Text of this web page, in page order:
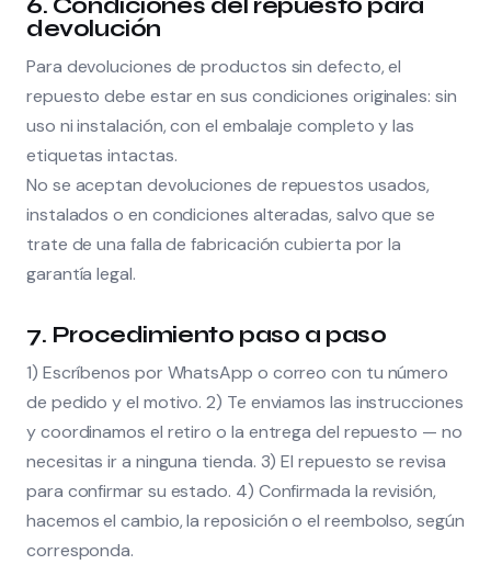
6. Condiciones del repuesto para
devolución
Para devoluciones de productos sin defecto, el
repuesto debe estar en sus condiciones originales: sin
uso ni instalación, con el embalaje completo y las
etiquetas intactas.
No se aceptan devoluciones de repuestos usados,
instalados o en condiciones alteradas, salvo que se
trate de una falla de fabricación cubierta por la
garantía legal.
7. Procedimiento paso a paso
1) Escríbenos por WhatsApp o correo con tu número
de pedido y el motivo. 2) Te enviamos las instrucciones
y coordinamos el retiro o la entrega del repuesto — no
necesitas ir a ninguna tienda. 3) El repuesto se revisa
para confirmar su estado. 4) Confirmada la revisión,
hacemos el cambio, la reposición o el reembolso, según
corresponda.